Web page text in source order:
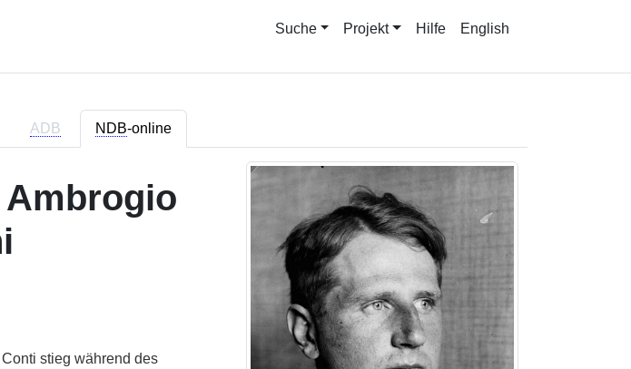
Suche Projekt Hilfe English
ADB NDB-online
stieg während des